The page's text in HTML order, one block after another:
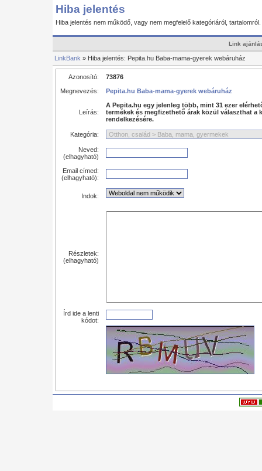
Hiba jelentés
Hiba jelentés nem működő, vagy nem megfelelő kategóriáról, tartalomról.
Link
LinkBank » Hiba jelentés: Pepita.hu Baba-mama-gyerek webáruház
Azonosító:
73876
Megnevezés:
Pepita.hu Baba-mama-gyerek webáruház
Leírás:
A Pepita.hu egy jelenleg több, mint 31 ezer
termékek és megfizethető árak közül választhat a
rendelkezésére. ​
Kategória:
Neved:
(elhagyható)
Email címed:
(elhagyható):
Indok:
Részletek:
(elhagyható)
Írd ide a lenti
kódot: